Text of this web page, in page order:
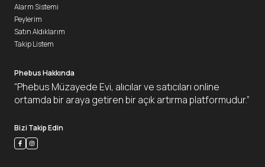
Phebus Hakkında
“Phebus Müzayede Evi, alıcılar ve satıcıları online
ortamda bir araya getiren bir açık artırma platformudur.”
Bizi Takip Edin
Alarm Sistemi
Peylerim
Satın Aldıklarım
Takip Listem